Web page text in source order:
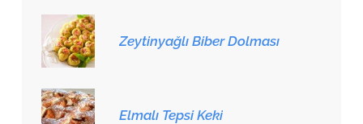
Zeytinyağlı Biber Dolması
Elmalı Tepsi Keki